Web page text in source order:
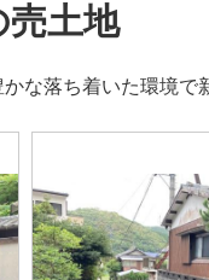
売土地
な落ち着いた環境で